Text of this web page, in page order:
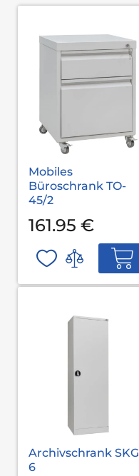
Mobiles
Büroschrank TO-
45/2
161.95 €
Archivschrank
6